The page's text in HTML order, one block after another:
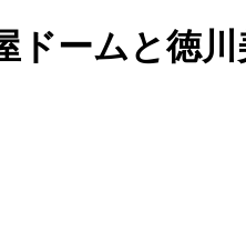
ドームと徳